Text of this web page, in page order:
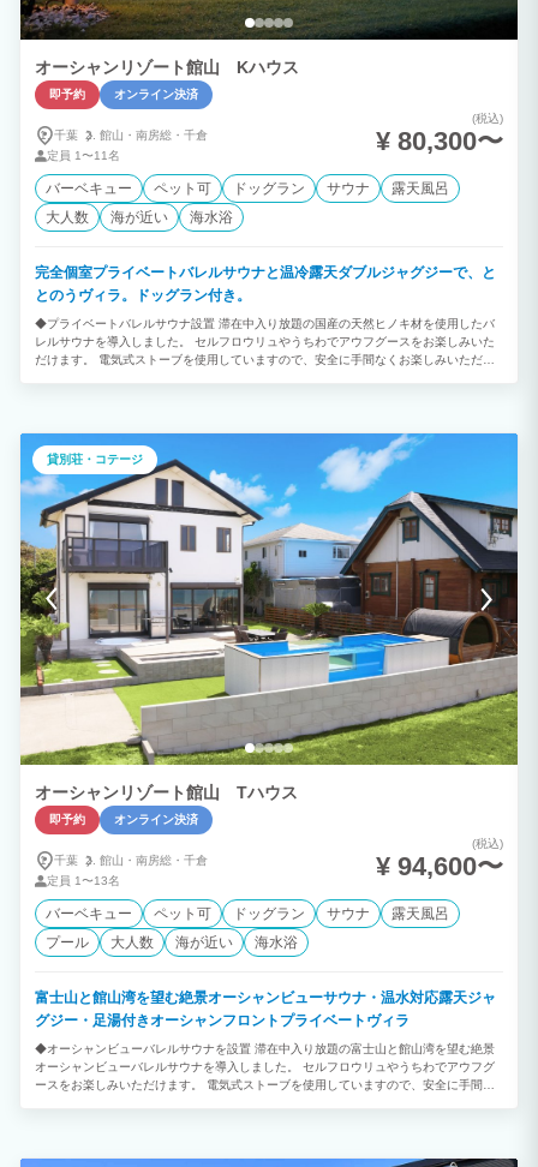
わせください。 ④ 最大20名様まで快適に宿泊 5つの鍵付き寝室を備えているため、大
人数でもプライベート空間を確保。 三世代旅行や親族旅行、サークル旅行などでも、
ゆったりと快適にお過ごしいただけます。 ⑤ 記念日・サプライズにも対応 お誕生日
や結婚記念日など、大切な日を彩るケーキやサプライズ演出もご相談ください。 幹事
様と事前にお打ち合わせを行い、思い出に残る特別な時間をお手伝いいたします。 ⑥
電車でも安心！無料送迎サービス 東京駅から特急で約60分、上総一ノ宮駅まで無料送
迎を行っております。（事前予約・6名様まで） ご希望のお客様には、チェックイン前
にスーパーへのお買い物にもお立ち寄りいたしますので、食材や飲み物の買い出しも安
心です。 お車がなくても快適にご滞在いただけるため、電車でのグループ旅行やご家
ご宿泊だけでなく、 ・日帰りBBQ ・ガーデンパーティー ・企業研修 ・懇親会 ・誕生
日会・記念日パーティー などもご相談いただけます。 お客様のご希望に合わせたプラ
ンをご提案いたします。 心に残る、特別な一日を。 「遊ぶ」「癒される」「語り合
あふれる特別な思い出を「太陽と星が輝く宿 季楽」でお過ごしください。
オーシャンリゾート館山 Kハウス
即予約 オンライン決済
千葉 館山・ 南房総・ 千倉
定員 1〜11名
(税込)
¥ 80,300〜
バーベキュー ペット可 ドッグラン サウナ
露天風呂
大人数
海が近い 海水浴
完全個室プライベートバレルサウナと温冷露天ダブルジャグジーで、と
とのうヴィラ。ドッグラン付き。
◆プライベートバレルサウナ設置 滞在中入り放題の国産の天然ヒノキ材を使用したバ
レルサウナを導入しました。 セルフロウリュやうちわでアウフグースをお楽しみいた
だけます。 電気式ストーブを使用していますので、安全に手間なくお楽しみいただけ
ーにて温水ジャグジーをお楽しみいただけます。 ◆贅沢なグランピング体験 海まで徒
歩1分。 120坪の敷地を贅沢に貸し切れる1日1組限定のプライベートリゾート。 和モ
ダン一棟建ての吹き抜けを利用した広々空間。 潮風を感じながら露天温水ジャグジー
で上質な時間を。 ◆1日1組のプライベートリゾート 那古海岸公園に隣接する1日1組
限定の1棟貸切のプライベートヴィラ。 海と緑に囲まれた館山ありながら都心から70
分～高速出口から5分！ １階建て平屋作りなのでお子様からお年寄りでも快適にお過ご
しいただけます。 庭先に緑豊かな公園。その先には海を見渡せます。 ＪＲ那古船形駅
から徒歩３分になります。 ◆ロケーション 千葉県最南端に位置し温暖な気候。黒潮も
入り込んだ暖かく恵まれた海。 豊富なアクティビティ 大自然のふれいあいを。 季節
の花々 トレッキング～海遊び 冬はおいしい魚～温泉～いちご狩り １年中楽しめるリゾ
ートエリアになります。 ◆年中無休で気軽にBBQ テラスには本格グリル～テーブ
ル、ジャグジー～屋外照明、屋根もありますので天候に左右されず年中無休でご利用い
ただけます。 食材をご用意いただくだけで手軽に楽しめます。 ◆ペットとご宿泊 大
事な家族も是非ご一緒に。公園～広場～海岸周辺には、広々とお散歩できる場所がたく
さんございます。 ペットと一緒に宿泊しのんびりご滞在を。 ◆プライベートクルージ
ング 海上からの絶景スポット～プライベートスイミング～貸切りチャーターなので、
プランに合わせアレンジできます。 伊豆諸島～離島～まで、ロングクルージングも承
貸別荘・コテージ
オーシャンリゾート館山 Tハウス
即予約 オンライン決済
千葉 館山・ 南房総・ 千倉
定員 1〜13名
(税込)
¥ 94,600〜
バーベキュー ペット可 ドッグラン サウナ
露天風呂
プール
大人数 海が近い 海水浴
富士山と館山湾を望む絶景オーシャンビューサウナ・温水対応露天ジャ
グジー・足湯付きオーシャンフロントプライベートヴィラ
◆オーシャンビューバレルサウナを設置 滞在中入り放題の富士山と館山湾を望む絶景
オーシャンビューバレルサウナを導入しました。 セルフロウリュやうちわでアウフグ
ースをお楽しみいただけます。 電気式ストーブを使用していますので、安全に手間な
た館山湾のサンセットを望みながら足湯を楽しめます。 ◆贅沢なグランピング体験 海